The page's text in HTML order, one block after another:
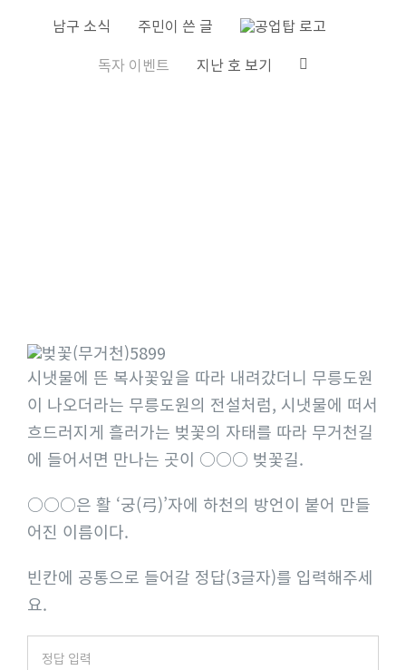
남구 소식
주민이 쓴 글
독자 이벤트
지난 호 보기
시냇물에 뜬 복사꽃잎을 따라 내려갔더니 무릉도원
이 나오더라는 무릉도원의 전설처럼, 시냇물에 떠서
흐드러지게 흘러가는 벚꽃의 자태를 따라 무거천길
에 들어서면 만나는 곳이 ○○○ 벚꽃길.
○○○은 활 ‘궁(弓)’자에 하천의 방언이 붙어 만들
어진 이름이다.
빈칸에 공통으로 들어갈 정답(3글자)를 입력해주세
요.